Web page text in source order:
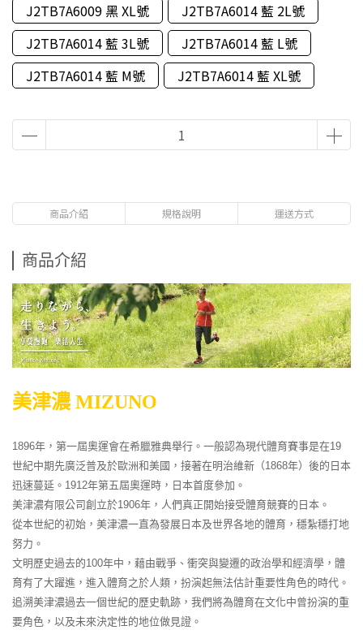
J2TB7A6009 黑 XL號
J2TB7A6014 藍 2L號
J2TB7A6014 藍 3L號
J2TB7A6014 藍 L號
J2TB7A6014 藍 M號
J2TB7A6014 藍 XL號
商品介紹 規格說明 運送方式
商品介紹
美津濃 MIZUNO
1896年，第一屆奧運會在希臘雅典舉行。一般認為現代體育賽事是在19
世紀中期先廣泛普及於歐洲和美國，接著在明治維新（1868年）後的日本
迅速蔓延。1912年第五屆奧運時，日本首度參加。
美津濃有限公司創立於1906年，人們真正開始接受體育競賽的日本。
從本世紀的初始，美津濃一直為發展日本及世界各地的體育，穩紮穩打地
努力。
文明歷史過去的100年中，藉由戰爭、衝突與變遷的政治學和經濟學，體
育有了大躍進，進入體育之於人類，扮演起無法估計重要性角色的時代。
追溯美津濃過去一個世紀的歷史軌跡，我們將為體育在文化中曾扮演的重
要角色，以及未來決定性的地位做見證。